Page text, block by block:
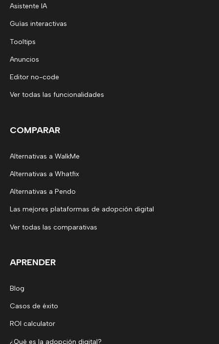
Asistente IA
Guías interactivas
Tooltips
Anuncios
Editor no-code
Ver todas las funcionalidades
COMPARAR
Alternativas a WalkMe
Alternativas a Whatfix
Alternativas a Pendo
Las mejores plataformas de adopción digital
Ver todas las comparativas
APRENDER
Blog
Casos de éxito
ROI calculator
¿Qué es la adopción digital?